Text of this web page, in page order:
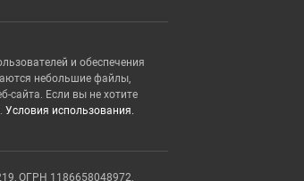
и обеспечения
небольшие файлы,
сайта. Если вы не хотите
Условия использования.
ОГРН 1186658048972,